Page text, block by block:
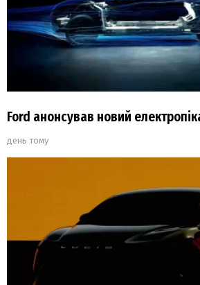
Ford анонсував новий
день тому